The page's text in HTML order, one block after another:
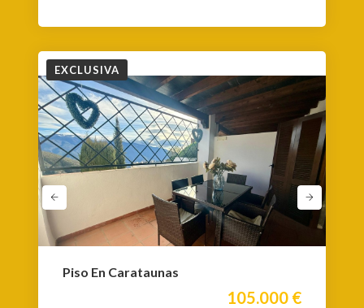
EXCLUSIVA
Piso En Carataunas
105.000 €